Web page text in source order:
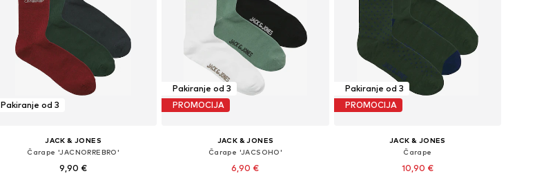
Pakiranje od 3
JACK & JONES
Čarape 'JACNORREBRO'
9,90 €
Pakiranje od 3
PROMOCIJA
JACK & JONES
Čarape 'JACSOHO'
6,90 €
Pakiranje od 3
PROMOCIJA
JACK & JONES
Čarape
10,90 €